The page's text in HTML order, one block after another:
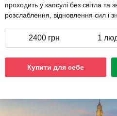
проходить у капсулі без світла та
розслаблення, відновлення сил і
2400 грн 1
Купити для себе